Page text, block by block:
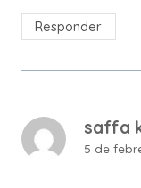
Responder
saffa
5 de